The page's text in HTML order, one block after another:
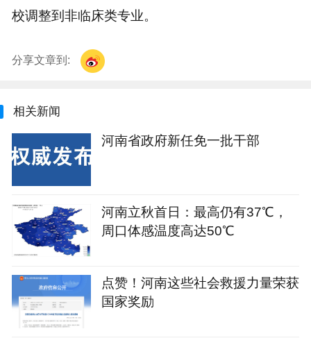
校调整到非临床类专业。
分享文章到:
相关新闻
河南省政府新任免一批干部
河南立秋首日：最高仍有37℃，
周口体感温度高达50℃
点赞！河南这些社会救援力量荣获
国家奖励